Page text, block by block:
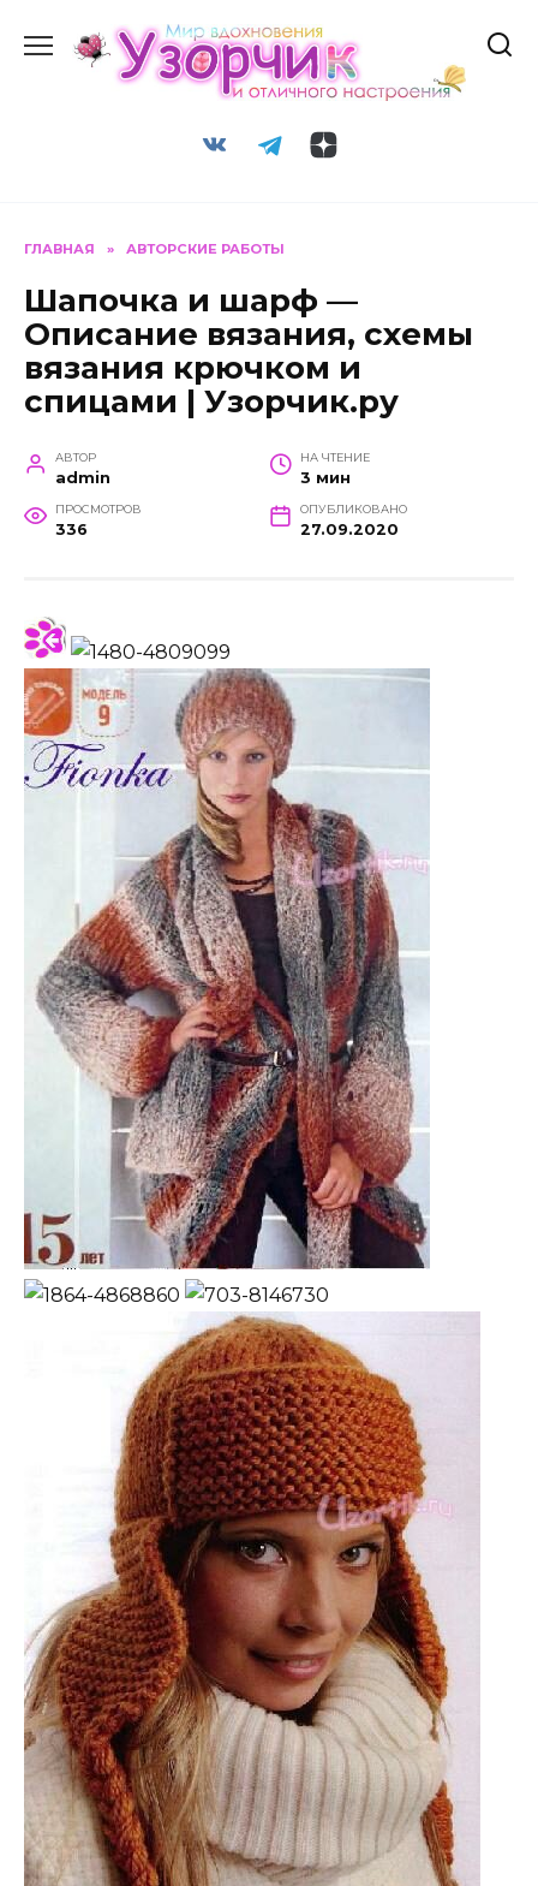
содержанию
ГЛАВНАЯ » АВТОРСКИЕ РАБОТЫ
Шапочка и шарф —
Описание вязания, схемы
вязания крючком и
спицами | Узорчик.ру
АВТОР
admin
НА ЧТЕНИЕ
3 мин
ПРОСМОТРОВ
336
ОПУБЛИКОВАНО
27.09.2020